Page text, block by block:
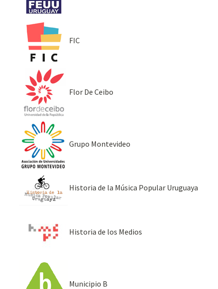
FIC
Flor De Ceibo
Grupo Montevideo
Historia de la Música Popular Uruguaya
Historia de los Medios
Municipio B